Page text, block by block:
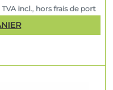
TVA incl., hors frais de port